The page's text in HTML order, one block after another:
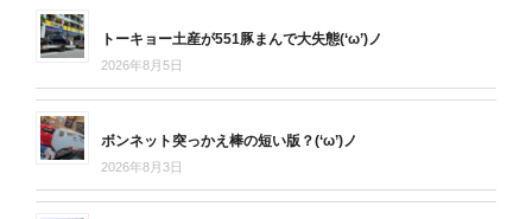
トーキョー土産が551豚まんで大失態(‘ω’)ノ
2026年8月5日
ボンネット突っかえ棒の短い版？(‘ω’)ノ
2026年8月3日